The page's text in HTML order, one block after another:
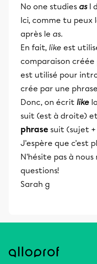
No one studies asI
Ici, comme tu peux
après le as.
En fait, like est
comparaison
est utilisé pour
crée par une
Donc, on écrit like
suit (est à droite)
phrase suit (sujet +
J'espère que c'est
N'hésite pas à
questions!
Sarah g